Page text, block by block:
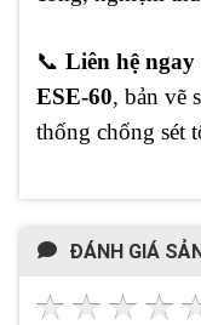
📞 Liên hệ ngay
ESE-60, bản vẽ
thống chống sét
ĐÁNH GIÁ